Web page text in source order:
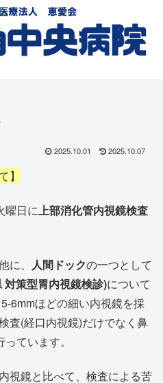
2025.10.01 2025.10.07
】
曜日に上部消化管内視鏡検査
、 人間ドックの一つとして
対策型胃内視鏡検診)について
6mmほどの細い内視鏡を採
査(経口内視鏡)だけでなく鼻
っています。
視鏡と比べて、検査による苦